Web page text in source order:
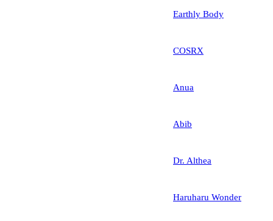
Earthly Body
COSRX
Anua
Abib
Dr. Althea
Haruharu Wonder